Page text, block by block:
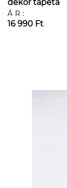
dekor tapéta
ÁR:
16 990 Ft